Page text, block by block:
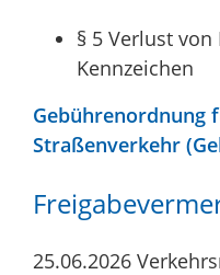
§ 5 Verlust
Kennzeichen
Gebührenordnung
Straßenverkehr
25.06.2026